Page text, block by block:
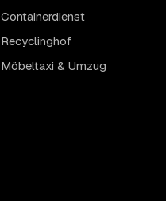
Containerdienst
Recyclinghof
Möbeltaxi & Umzug